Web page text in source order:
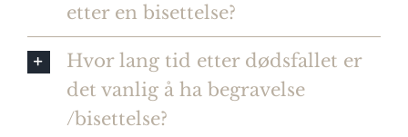
etter en bisettelse?
Hvor lang tid etter dødsfallet er
det vanlig å ha begravelse
/bisettelse?